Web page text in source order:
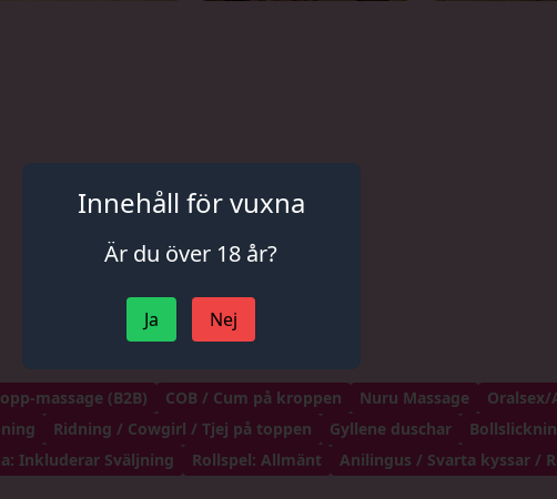
massage (B2B) COB / Cum på kroppen Nuru Massage
Ridning / Cowgirl / Tjej på toppen Gyllene duschar
Inkluderar Sväljning Rollspel: Allmänt Anilingus / Svarta kyssar /
Innehåll för vuxna
Är du över 18 år?
Ja Nej